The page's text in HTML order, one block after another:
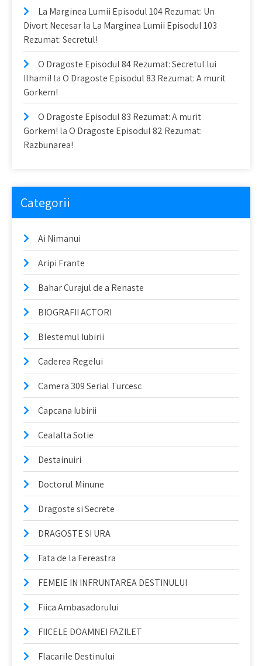
La Marginea Lumii Episodul 104 Rezumat: Un
Divort Necesarla La Marginea Lumii Episodul 103
Rezumat: Secretul!
O Dragoste Episodul 84 Rezumat: Secretul lui
Ilhami! laO Dragoste Episodul 83 Rezumat: A murit
Gorkem!
O Dragoste Episodul 83 Rezumat: A murit
Gorkem! laO Dragoste Episodul 82 Rezumat:
Razbunarea!
Categorii
Ai Nimanui
Aripi Frante
Bahar Curajul de a Renaste
BIOGRAFII ACTORI
Blestemul Iubirii
Caderea Regelui
Camera 309 Serial Turcesc
Capcana Iubirii
Cealalta Sotie
Destainuiri
Doctorul Minune
Dragoste si Secrete
DRAGOSTE SI URA
Fata de la Fereastra
FEMEIE IN INFRUNTAREA DESTINULUI
Fiica Ambasadorului
FIICELE DOAMNEI FAZILET
Flacarile Destinului